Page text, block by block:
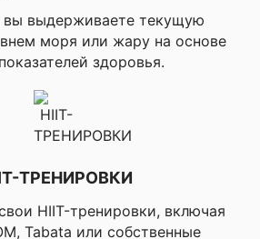
max, ▸%HRR (резерв
ЧП в % – макс.
частота пульса
минус частота
восстановления,
▸Авто MAX HR,
▸Статус HRV,
пульсе по ANT+ на
спаренные
вы выдерживаете текущую
моря или жару на основе
здоровья.
ТРЕНИРОВКИ
HIIT-тренировки, включая
Tabata или собственные